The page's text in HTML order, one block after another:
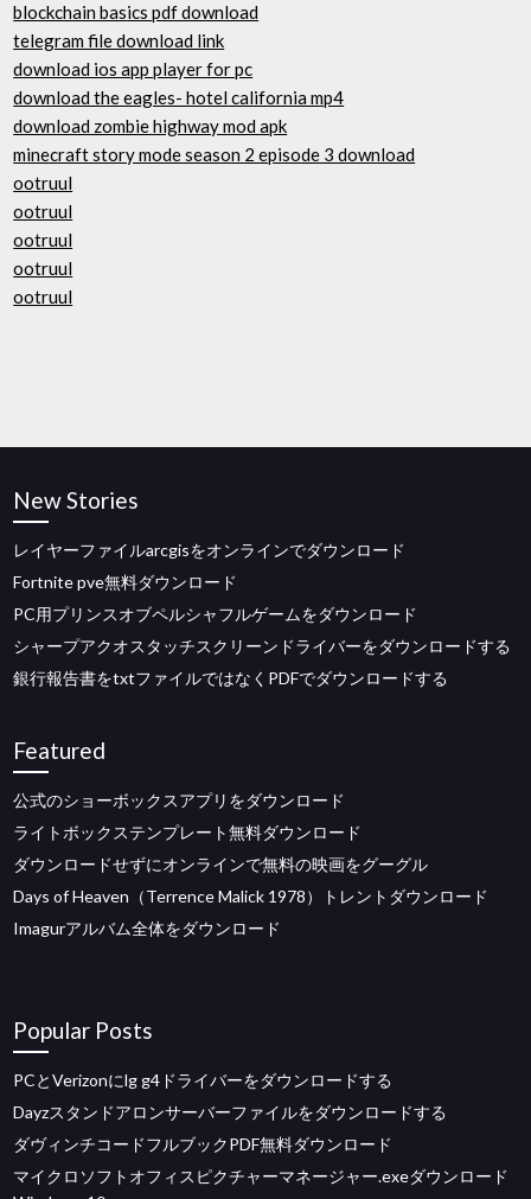
blockchain basics pdf download
telegram file download link
download ios app player for pc
download the eagles- hotel california mp4
download zombie highway mod apk
minecraft story mode season 2 episode 3 download
ootruul
ootruul
ootruul
ootruul
ootruul
New Stories
レイヤーファイルarcgisをオンラインでダウンロード
Fortnite pve無料ダウンロード
PC用プリンスオブペルシャフルゲームをダウンロード
シャープアクオスタッチスクリーンドライバーをダウンロードする
銀行報告書をtxtファイルではなくPDFでダウンロードする
Featured
公式のショーボックスアプリをダウンロード
ライトボックステンプレート無料ダウンロード
ダウンロードせずにオンラインで無料の映画をグーグル
Days of Heaven（Terrence Malick 1978）トレントダウンロード
Imagurアルバム全体をダウンロード
Popular Posts
PCとVerizonにlg g4ドライバーをダウンロードする
Dayzスタンドアロンサーバーファイルをダウンロードする
ダヴィンチコードフルブックPDF無料ダウンロード
マイクロソフトオフィスピクチャーマネージャー.exeダウンロード